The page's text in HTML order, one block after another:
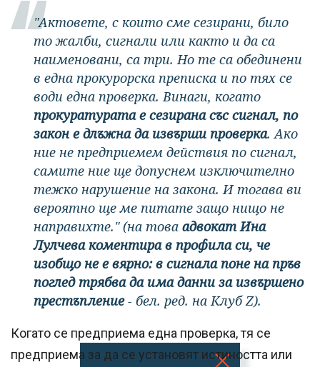
"Актовете, с които сме сезирани, било
то жалби, сигнали или както и да са
наименовани, са три. Но те са обединени
в една прокурорска преписка и по тях се
води една проверка. Винаги, когато
прокуратурата е сезирана със сигнал, по
закон е длъжна да извърши проверка. Ако
ние не предприемем действия по сигнал,
самите ние ще допуснем изключително
тежко нарушение на закона. И тогава ви
вероятно ще ме питате защо нищо не
направихте." (на това адвокат Ина
Лулчева коментира в профила си, че
изобщо не е вярно: в сигнала поне на пръв
поглед трябва да има данни за извършено
престъпление- бел. ред. на Клуб Z).
Когато се предприема една проверка, тя се
предприема за да се установят истиността или